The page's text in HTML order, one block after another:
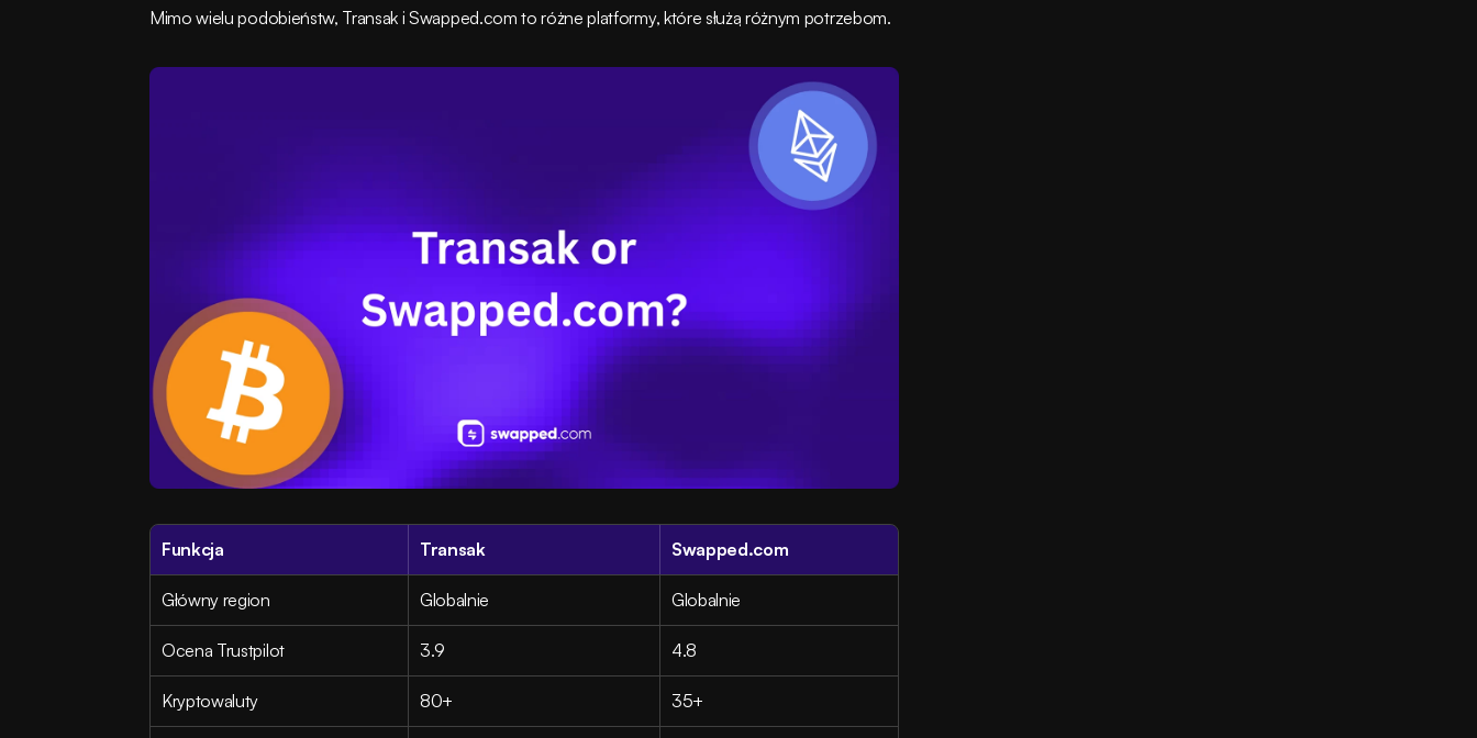
Mimo wielu podobieństw, Transak i Swapped.com to różne platformy, które służą różnym potrzebom.
Funkcja Transak Swapped.com
Główny region Globalnie Globalnie
Ocena Trustpilot 3.9 4.8
Kryptowaluty 80+ 35+